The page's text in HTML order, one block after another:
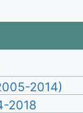
2014)
2018